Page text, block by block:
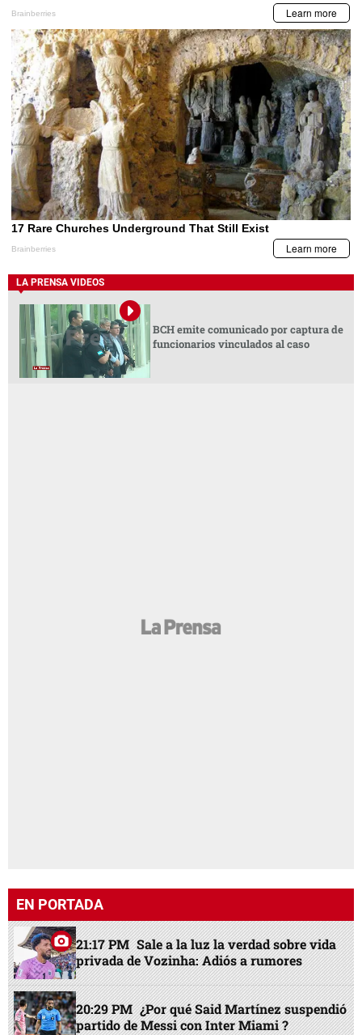
LA PRENSA VIDEOS
BCH emite comunicado por captura de
funcionarios vinculados al caso
EN PORTADA
21:17 PM Sale a la luz la verdad sobre vida
privada de Vozinha: Adiós a rumores
20:29 PM ¿Por qué Said Martínez suspendió
partido de Messi con Inter Miami ?